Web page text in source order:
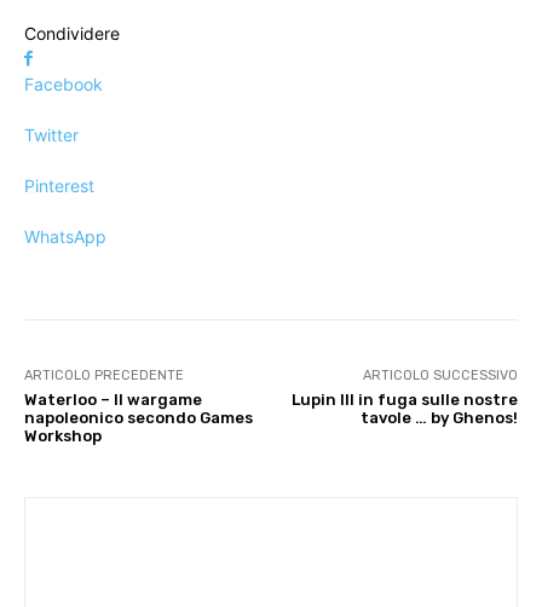
Condividere
Facebook
Twitter
Pinterest
WhatsApp
ARTICOLO PRECEDENTE
Waterloo – Il wargame
napoleonico secondo Games
Workshop
ARTICOLO SUCCESSIVO
Lupin III in fuga sulle nostre
tavole … by Ghenos!